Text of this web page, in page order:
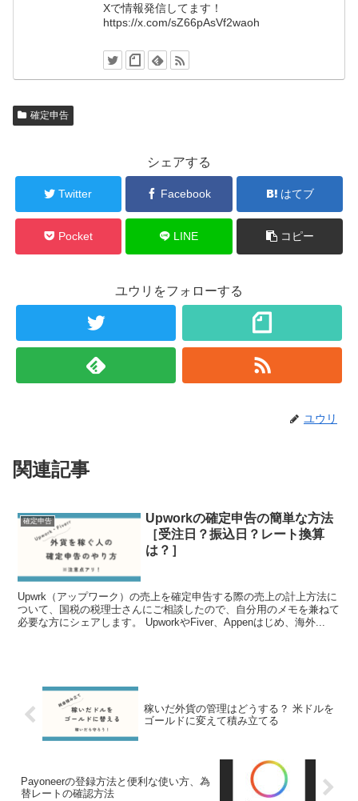
Xで情報発信してます！
https://x.com/sZ66pAsVf2waoh
確定申告
シェアする
Twitter Facebook はてブ
Pocket LINE コピー
ユウリをフォローする
ユウリ
関連記事
確定申告
Upworkの確定申告の簡単な方法
［受注日？振込日？レート換算
は？］
Upwrk（アップワーク）の売上を確定申告する際の売上の計上方法に
ついて、国税の税理士さんにご相談したので、自分用のメモを兼ねて
必要な方にシェアします。 UpworkやFiver、Appenはじめ、海外...
稼いだ外貨の管理はどうする？ 米ドルを
ゴールドに変えて積み立てる
Payoneerの登録方法と便利な使い方、為
替レートの確認方法